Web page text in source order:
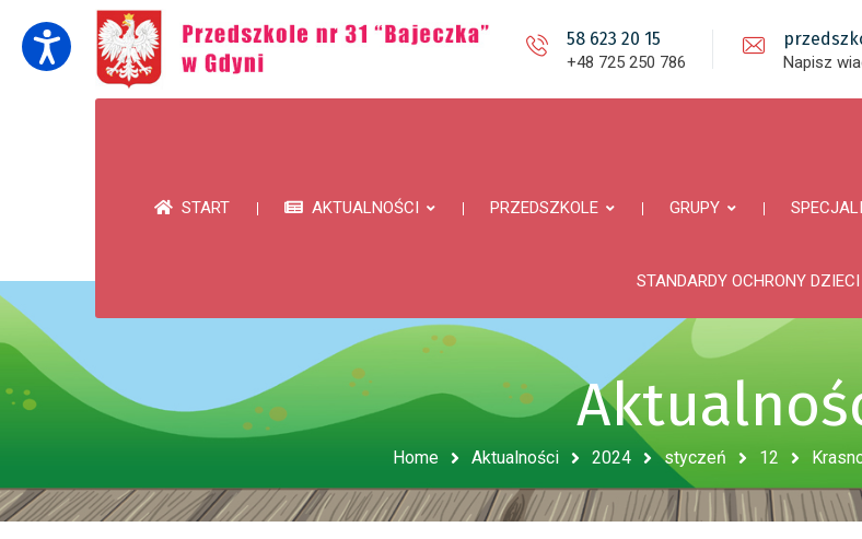
58 623 20 15
+48 725 250 786 Napisz
START AKTUALNOŚCI PRZEDSZKOLE GRUPY
STANDARDY OCHRONY DZIECI
Home Aktualności 2024 styczeń 12